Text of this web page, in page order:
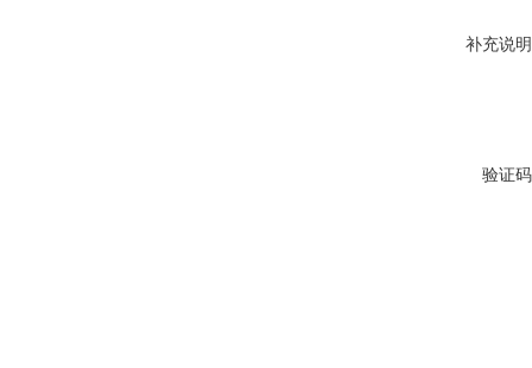
补充说
验证